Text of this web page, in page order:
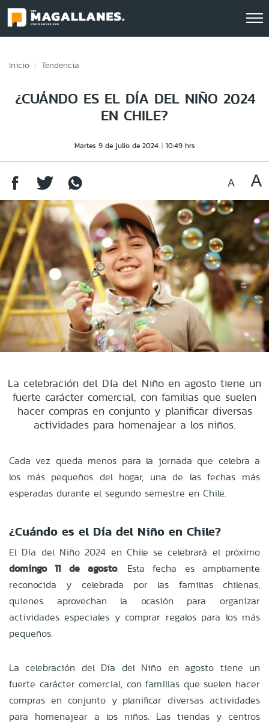
Inicio Tendencia
¿CUÁNDO ES EL DÍA DEL NIÑO 2024
EN CHILE?
Martes 9 de julio de 2024 10:49 hrs
La celebración del Día del Niño en agosto tiene un
fuerte carácter comercial, con familias que suelen
hacer compras en conjunto y planificar diversas
actividades para homenajear a los niños.
Cada vez queda menos para la jornada que celebra a
los más pequeños del hogar, una de las fechas más
esperadas durante el segundo semestre en Chile.
¿Cuándo es el Día del Niño en Chile?
El Día del Niño 2024 en Chile se celebrará el próximo
domingo 11 de agosto. Esta fecha es ampliamente
reconocida y celebrada por las familias chilenas,
quienes aprovechan la ocasión para organizar
actividades especiales y comprar regalos para los más
pequeños.
La celebración del Día del Niño en agosto tiene un
fuerte carácter comercial, con familias que suelen hacer
compras en conjunto y planificar diversas actividades
para homenajear a los niños. Las tiendas y centros